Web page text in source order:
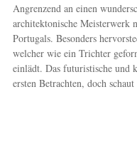
Angrenzend an einen
architektonische Meisterwerk
Portugals. Besonders
welcher wie ein Trichter
einlädt. Das futuristische und
ersten Betrachten, doch